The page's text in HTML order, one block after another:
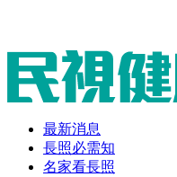
最新消息
長照必需知
名家看長照